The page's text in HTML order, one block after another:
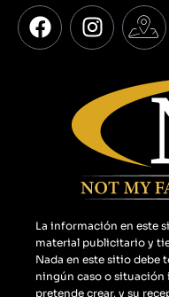
F
a
I
n
a
g
r
a
m
I
c
n
-
o
g
e
-
m
La información en este
material publicitario y
Nada en este sitio debe
ningún caso o
pretende crear, y su